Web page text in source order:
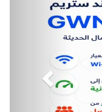
التعامل مع عدد كبير
#واي_فاي #شبكات